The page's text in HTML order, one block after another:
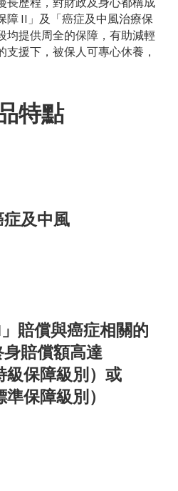
障 II」及「癌症及中風治療保
均提供周全的保障，有助減輕
支援下，被保人可專心休養，
特點
及中風
賠償與癌症相關的
賠償額高達
級保障級別）或
保障級別）